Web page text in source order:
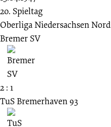
20. Spieltag
Oberliga Niedersachsen Nord
Bremer SV
2 : 1
TuS Bremerhaven 93